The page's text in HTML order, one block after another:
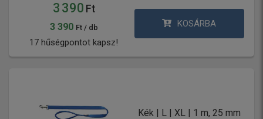
3 390 Ft
3 390 Ft / db
17 hűségpontot kapsz!
KOSÁRBA
Kék | L | XL | 1 m, 25 mm